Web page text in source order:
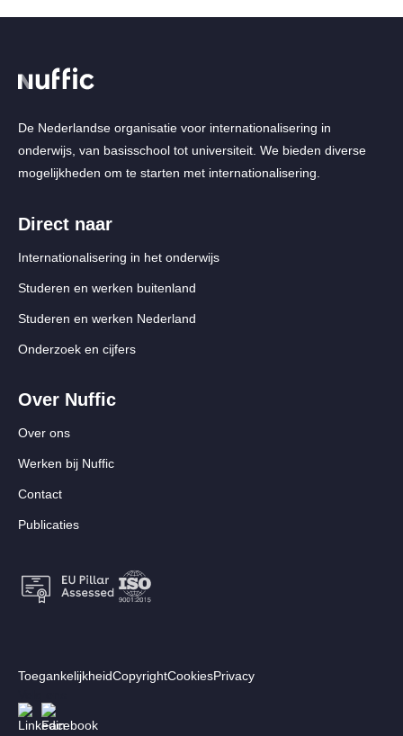
De Nederlandse organisatie voor internationalisering in
onderwijs, van basisschool tot universiteit. We bieden diverse
mogelijkheden om te starten met internationalisering.
Direct naar
Internationalisering in het onderwijs
Studeren en werken buitenland
Studeren en werken Nederland
Onderzoek en cijfers
Over Nuffic
Over ons
Werken bij Nuffic
Contact
Publicaties
Footer:
menu
ToegankelijkheidCopyrightCookiesPrivacy
Afbeelding
Afbeelding